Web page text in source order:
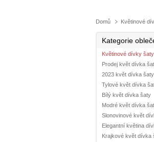
Domů Květinové
Kategorie
Květinové dívky šaty
Prodej květ dívka
2023 květ dívka šaty
Tylové květ dívka
Bílý květ dívka šaty
Modré květ dívka
Slonovinové květ
Elegantní květina
Krajkové květ dívka